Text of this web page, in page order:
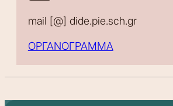
mail [@] dide.pie.sch.gr
ΟΡΓΑΝΟΓΡΑΜΜΑ